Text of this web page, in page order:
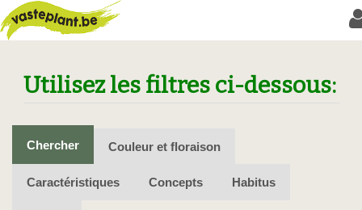
Utilisez les filtres ci-dessous:
Chercher Couleur et floraison
Caractéristiques Concepts Habitus